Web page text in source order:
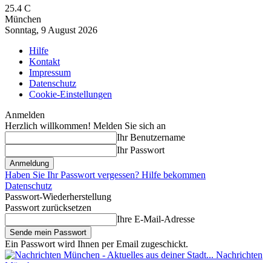
25.4 C
München
Sonntag, 9 August 2026
Hilfe
Kontakt
Impressum
Datenschutz
Cookie-Einstellungen
Anmelden
Herzlich willkommen! Melden Sie sich an
Ihr Benutzername
Ihr Passwort
Haben Sie Ihr Passwort vergessen? Hilfe bekommen
Datenschutz
Passwort-Wiederherstellung
Passwort zurücksetzen
Ihre E-Mail-Adresse
Ein Passwort wird Ihnen per Email zugeschickt.
Nachrichten